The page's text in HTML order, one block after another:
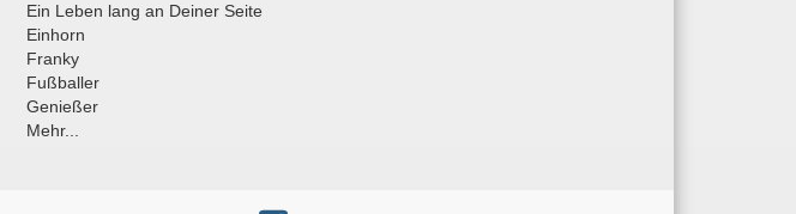
Ein Leben lang an Deiner Seite
Einhorn
Franky
Fußballer
Genießer
Mehr...